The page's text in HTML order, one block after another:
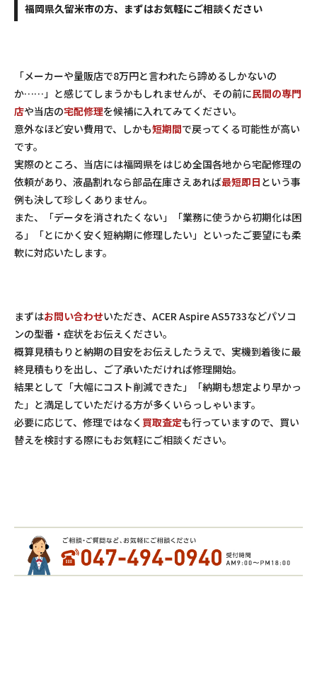
福岡県久留米市の方、まずはお気軽にご相談ください
「メーカーや量販店で8万円と言われたら諦めるしかないの
か……」と感じてしまうかもしれませんが、その前に民間の専門
店や当店の宅配修理を候補に入れてみてください。
意外なほど安い費用で、しかも短期間で戻ってくる可能性が高い
です。
実際のところ、当店には福岡県をはじめ全国各地から宅配修理の
依頼があり、液晶割れなら部品在庫さえあれば最短即日 という事
例も決して珍しくありません。
また、「データを消されたくない」「業務に使うから初期化は困
る」「とにかく安く短納期に修理したい」といったご要望にも柔
軟に対応いたします。
まずはお問い合わせいただき、ACER Aspire AS5733などパソコ
ンの型番・症状をお伝えください。
概算見積もりと納期の目安をお伝えしたうえで、実機到着後に最
終見積もりを出し、ご了承いただければ修理開始。
結果として「大幅にコスト削減できた」「納期も想定より早かっ
た」と満足していただける方が多くいらっしゃいます。
必要に応じて、修理ではなく 買取査定も行っていますので、買い
替えを検討する際にもお気軽にご相談ください。